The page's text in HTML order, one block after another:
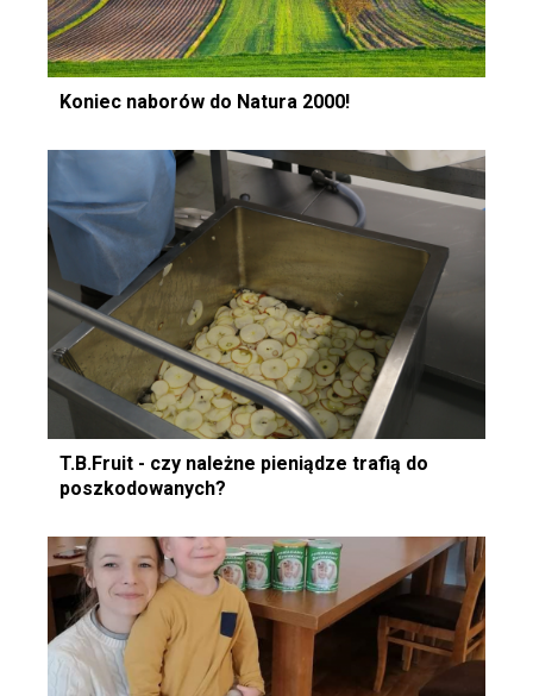
Koniec naborów do Natura 2000!
T.B.Fruit - czy należne pieniądze trafią do
poszkodowanych?